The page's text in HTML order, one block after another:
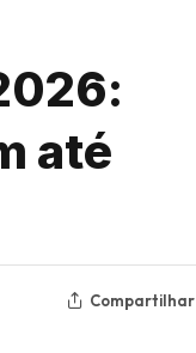
até
Compartilhar